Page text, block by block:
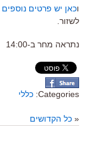
וכאן יש פרטים נוספים
לשזור.
נתראה מחר ב-14:00
Categories: כללי
« כל הקדושים